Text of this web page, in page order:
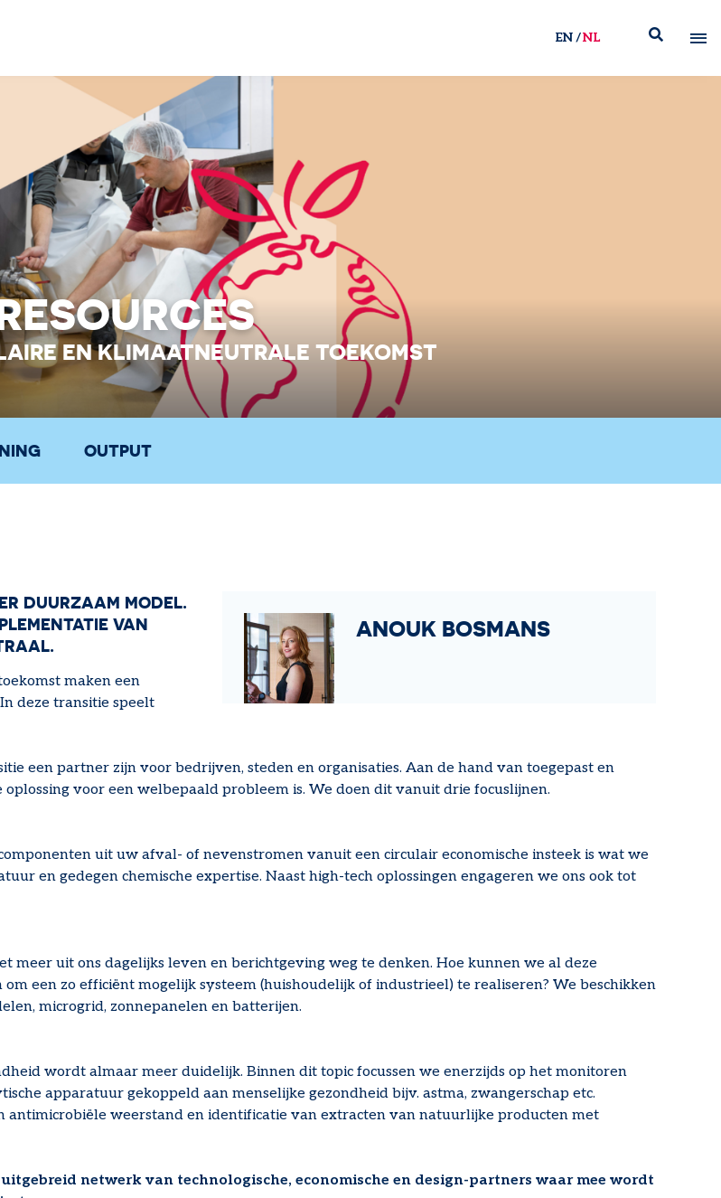
EN NL
EN KLIMAATNEUTRALE TOEKOMST
OUTPUT
ANOUK BOSMANS
DUURZAAM MODEL.
VAN
maken een
deze transitie speelt
een partner zijn voor bedrijven, steden en organisaties. Aan de hand van toegepast en
voor een welbepaald probleem is. We doen dit vanuit drie focuslijnen.
uit uw afval- of nevenstromen vanuit een circulair economische insteek is wat we
en gedegen chemische expertise. Naast high-tech oplossingen engageren we ons ook tot
meer uit ons dagelijks leven en berichtgeving weg te denken. Hoe kunnen we al deze
een zo efficiënt mogelijk systeem (huishoudelijk of industrieel) te realiseren? We beschikken
microgrid, zonnepanelen en batterijen.
wordt almaar meer duidelijk. Binnen dit topic focussen we enerzijds op het monitoren
apparatuur gekoppeld aan menselijke gezondheid bijv. astma, zwangerschap etc.
weerstand en identificatie van extracten van natuurlijke producten met
netwerk van technologische, economische en design-partners waar mee wordt